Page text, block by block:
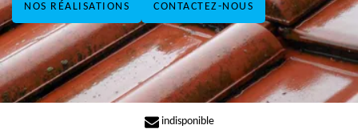
NOS RÉALISATIONS CONTACTEZ-NOUS
indisponible